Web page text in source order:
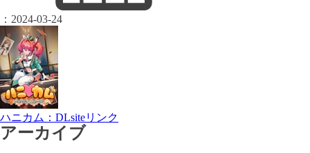
： 2024-03-24
ハニカム：DLsiteリンク
アーカイブ